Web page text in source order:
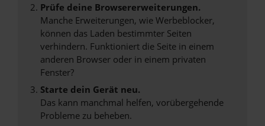
Prüfe deine Browsererweiterungen.
Manche Erweiterungen, wie Werbeblocker,
können das Laden bestimmter Seiten
verhindern. Funktioniert die Seite in einem
anderen Browser oder in einem privaten
Fenster?
Starte dein Gerät neu.
Das kann manchmal helfen, vorübergehende
Probleme zu beheben.